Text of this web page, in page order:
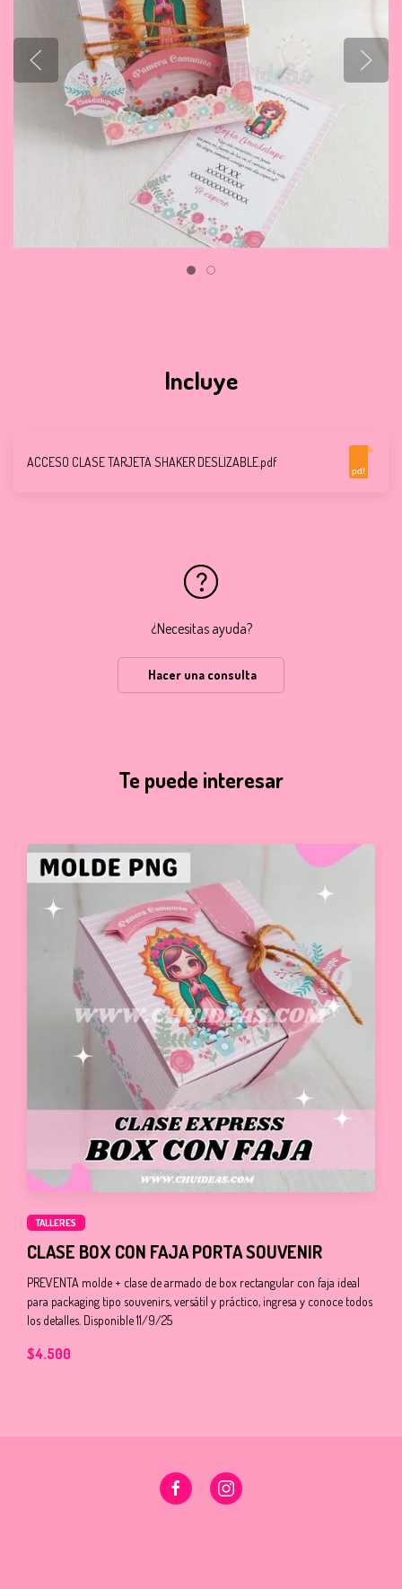
Incluye
ACCESO CLASE TARJETA SHAKER DESLIZABLE.pdf
pdf
¿Necesitas ayuda?
Hacer una consulta
Te puede interesar
TALLERES
CLASE BOX CON FAJA PORTA SOUVENIR
PREVENTA molde + clase de armado de box rectangular con faja ideal
para packaging tipo souvenirs, versátil y práctico, ingresa y conoce todos
los detalles. Disponible 11/9/25
$4.500